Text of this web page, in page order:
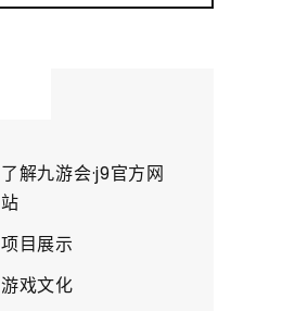
了解九游会·j9官方网
站
项目展示
游戏文化